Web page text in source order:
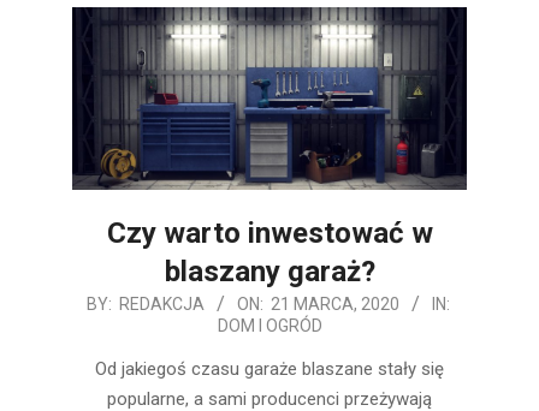
Czy warto inwestować w
blaszany garaż?
2020-
BY: REDAKCJA ON: 21 MARCA, 2020
IN:
DOM I OGRÓD
Od jakiegoś czasu garaże blaszane stały się
popularne, a sami producenci przeżywają